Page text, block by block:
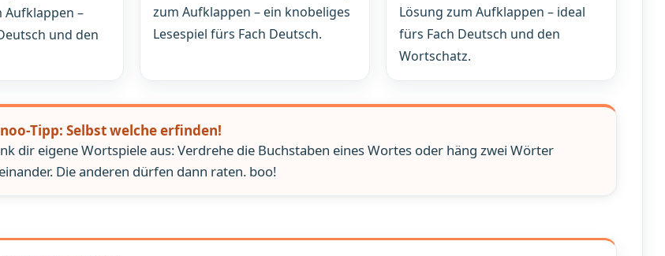
Aufklappen –
und den
zum Aufklappen – ein knobeliges
Lesespiel fürs Fach Deutsch.
Lösung zum Aufklappen – ideal
fürs Fach Deutsch und den
Wortschatz.
Tipp: Selbst welche erfinden!
dir eigene Wortspiele aus: Verdrehe die Buchstaben eines Wortes oder häng zwei Wörter
Die anderen dürfen dann raten. boo!